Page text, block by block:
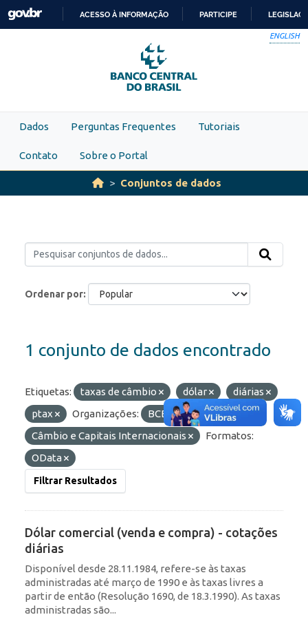
Skip to main content
PARA
O
CONTEÚDO
ACESSO À INFORMAÇÃO PARTICIPE
ENGLISH
Dados Perguntas Frequentes Tutoriais
Contato Sobre o Portal
Conjuntos de dados
Ordenar por
1 conjunto de dados encontrado
Etiquetas: taxas de câmbio dólar
diárias
ptax
Organizações: BCB/Depin
Grupos:
Câmbio e Capitais Internacionais
Formatos:
OData
Filtrar Resultados
Dólar comercial (venda e compra) - cotações
diárias
Disponível desde 28.11.1984, refere-se às taxas
administradas até março de 1990 e às taxas livres a
partir de então (Resolução 1690, de 18.3.1990). As taxas
administradas são...